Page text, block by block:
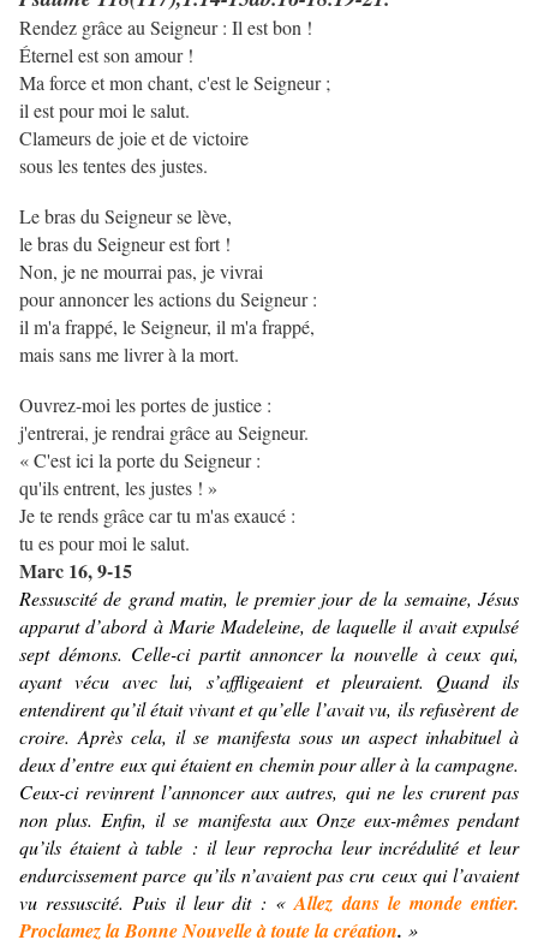
Rendez grâce au Seigneur : Il est bon !
Éternel est son amour !
Ma force et mon chant, c'est le Seigneur ;
il est pour moi le salut.
Clameurs de joie et de victoire
sous les tentes des justes.
Le bras du Seigneur se lève,
le bras du Seigneur est fort !
Non, je ne mourrai pas, je vivrai
pour annoncer les actions du Seigneur :
il m'a frappé, le Seigneur, il m'a frappé,
mais sans me livrer à la mort.
Ouvrez-moi les portes de justice :
j'entrerai, je rendrai grâce au Seigneur.
« C'est ici la porte du Seigneur :
qu'ils entrent, les justes ! »
Je te rends grâce car tu m'as exaucé :
tu es pour moi le salut.
Marc 16, 9-15
Ressuscité de grand matin, le premier jour de la semaine, Jésus
apparut d’abord à Marie Madeleine, de laquelle il avait expulsé
sept démons. Celle-ci partit annoncer la nouvelle à ceux qui,
ayant vécu avec lui, s’affligeaient et pleuraient. Quand ils
entendirent qu’il était vivant et qu’elle l’avait vu, ils refusèrent de
croire. Après cela, il se manifesta sous un aspect inhabituel à
deux d’entre eux qui étaient en chemin pour aller à la campagne.
Ceux-ci revinrent l’annoncer aux autres, qui ne les crurent pas
non plus. Enfin, il se manifesta aux Onze eux-mêmes pendant
qu’ils étaient à table : il leur reprocha leur incrédulité et leur
endurcissement parce qu’ils n’avaient pas cru ceux qui l’avaient
vu ressuscité. Puis il leur dit : «Allez dans le monde entier.
Proclamez la Bonne Nouvelle à toute la création. »